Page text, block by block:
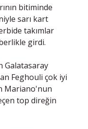
bitiminde
sarı kart
takımlar
girdi.
Galatasaray
Feghouli çok iyi
Mariano'nun
top direğin